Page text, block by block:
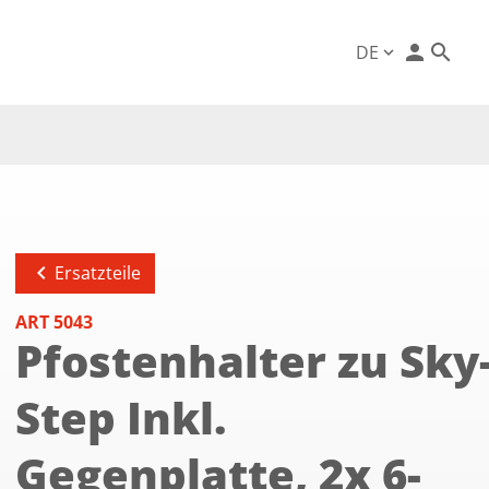
DE expand_more person
chevron_left Ersatzteile
ART 5043
Pfostenhalter zu
Step Inkl.
Gegenplatte, 2x 6-